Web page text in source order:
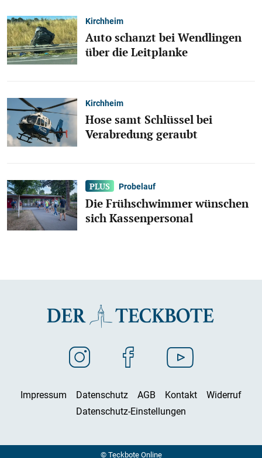
Kirchheim
Auto schanzt bei Wendlingen
über die Leitplanke
Kirchheim
Hose samt Schlüssel bei
Verabredung geraubt
Probelauf
Die Frühschwimmer wünschen
sich Kassenpersonal
Impressum Datenschutz AGB Kontakt
Widerruf
Datenschutz-Einstellungen
© Teckbote Online